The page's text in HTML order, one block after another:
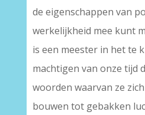
de eigenschappen van
werkelijkheid mee kunt
is een meester in het te
machtigen van onze tijd
woorden waarvan ze
bouwen tot gebakken